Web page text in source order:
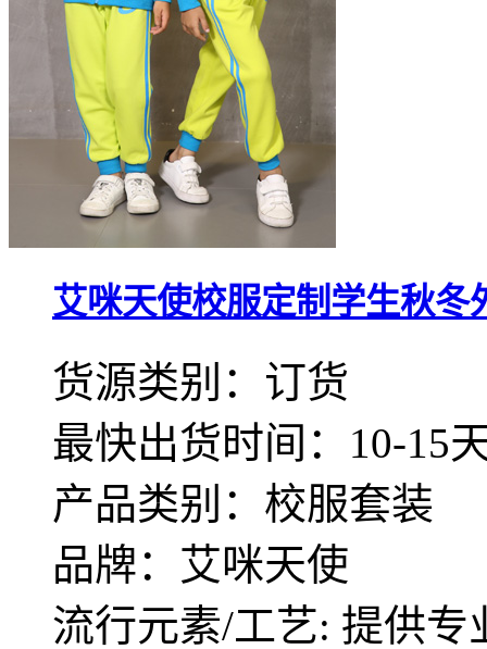
艾咪天使校服定制学生秋冬
货源类别：订货
最快出货时间：10-15
产品类别：校服套装
品牌：艾咪天使
流行元素/工艺: 提供专